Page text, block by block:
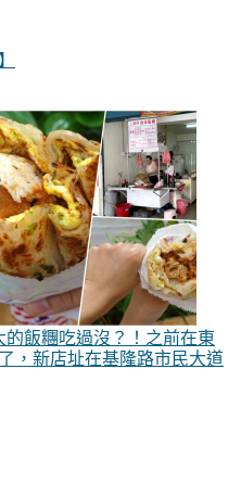
的飯糰吃過沒？！之前在東
，新店址在基隆路市民大道